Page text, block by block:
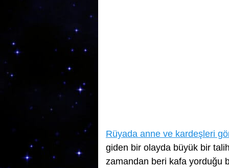
Rüyada anne ve kardeşleri
giden bir olayda büyük bir
zamandan beri kafa yorduğu